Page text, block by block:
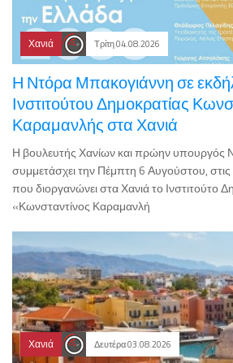
Χανιά Τρίτη 04.08.2026
Η Ντόρα Μπακογιάννη σε
Ινστιτούτου Δημοκρατίας
Καραμανλής στα Χανιά
Η βουλευτής Χανίων και πρώην υπουργός
συμμετάσχει την Πέμπτη 6 Αυγούστου,
που διοργανώνει στα Χανιά το Ινστιτούτο
«Κωνσταντίνος Καραμανλή
Χανιά Δευτέρα 03.08.2026